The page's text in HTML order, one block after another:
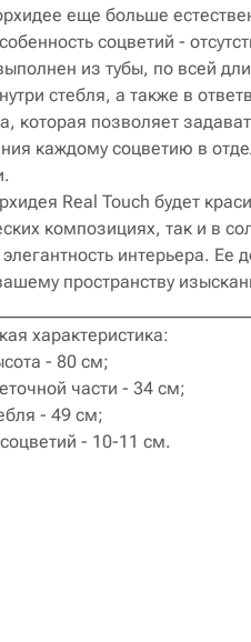
еще больше
соцветий -
из тубы, по всей
стебля, а также в
которая позволяет
каждому соцветию в
Real Touch будет
композициях, так и в
элегантность интерьера. Ее
пространству
характеристика:
- 80 см;
части - 34 см;
- 49 см;
- 10-11 см.